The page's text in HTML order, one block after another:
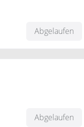
Abgelaufen
Otto, Tchibo
Abgelaufen